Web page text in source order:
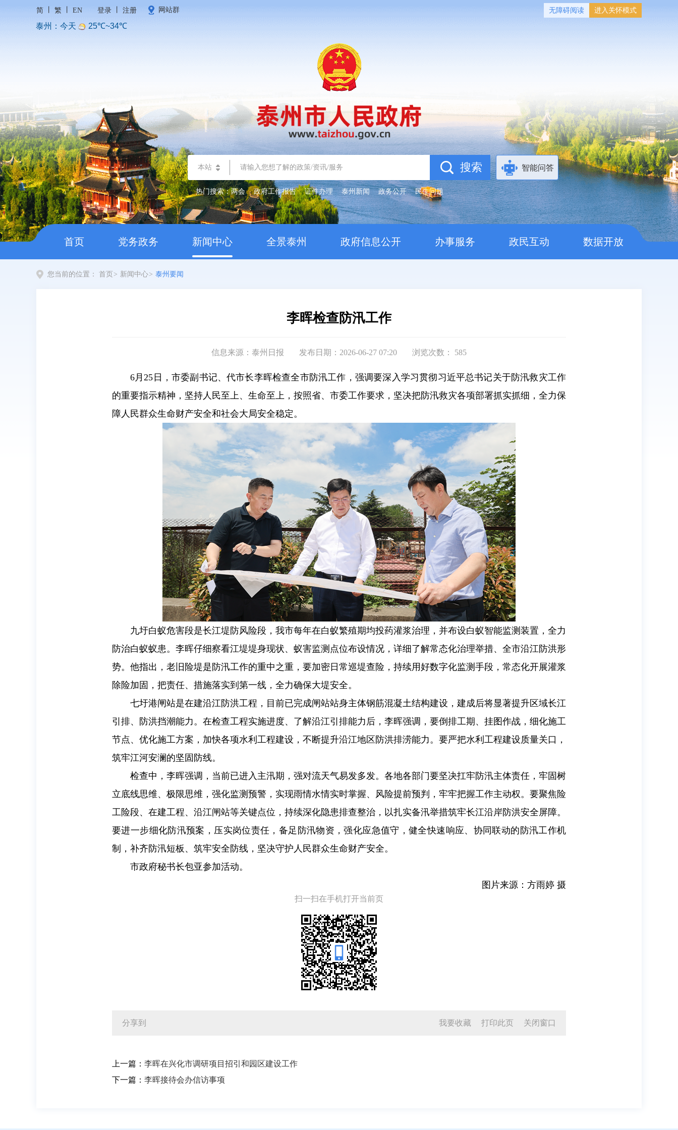
简 繁 EN 登录 注册 网站群 无障碍阅读 进入关怀模式
本站 智能问答
热门搜索：两会 政府工作报告 证件办理 泰州新闻 政务公开 民生问题
首页 党务政务 新闻中心 全景泰州 政府信息公开 办事服务 政民互动 数据开放
您当前的位置： 首页 > 新闻中心> 泰州要闻
李晖检查防汛工作
信息来源：泰州日报 发布日期：2026-06-27 07:20 浏览次数： 585
6月25日，市委副书记、代市长李晖检查全市防汛工作，强调要深入学习贯彻习近平总书记关于防汛救灾工作
的重要指示精神，坚持人民至上、生命至上，按照省、市委工作要求，坚决把防汛救灾各项部署抓实抓细，全力保
障人民群众生命财产安全和社会大局安全稳定。
九圩白蚁危害段是长江堤防风险段，我市每年在白蚁繁殖期均投药灌浆治理，并布设白蚁智能监测装置，全力
防治白蚁蚁患。李晖仔细察看江堤堤身现状、蚁害监测点位布设情况，详细了解常态化治理举措、全市沿江防洪形
势。他指出，老旧险堤是防汛工作的重中之重，要加密日常巡堤查险，持续用好数字化监测手段，常态化开展灌浆
除险加固，把责任、措施落实到第一线，全力确保大堤安全。
七圩港闸站是在建沿江防洪工程，目前已完成闸站站身主体钢筋混凝土结构建设，建成后将显著提升区域长江
引排、防洪挡潮能力。在检查工程实施进度、了解沿江引排能力后，李晖强调，要倒排工期、挂图作战，细化施工
节点、优化施工方案，加快各项水利工程建设，不断提升沿江地区防洪排涝能力。要严把水利工程建设质量关口，
筑牢江河安澜的坚固防线。
检查中，李晖强调，当前已进入主汛期，强对流天气易发多发。各地各部门要坚决扛牢防汛主体责任，牢固树
立底线思维、极限思维，强化监测预警，实现雨情水情实时掌握、风险提前预判，牢牢把握工作主动权。要聚焦险
工险段、在建工程、沿江闸站等关键点位，持续深化隐患排查整治，以扎实备汛举措筑牢长江沿岸防洪安全屏障。
要进一步细化防汛预案，压实岗位责任，备足防汛物资，强化应急值守，健全快速响应、协同联动的防汛工作机
制，补齐防汛短板、筑牢安全防线，坚决守护人民群众生命财产安全。
市政府秘书长包亚参加活动。
图片来源：方雨婷 摄
扫一扫在手机打开当前页
分享到 我要收藏 打印此页 关闭窗口
上一篇： 李晖在兴化市调研项目招引和园区建设工作
下一篇： 李晖接待会办信访事项